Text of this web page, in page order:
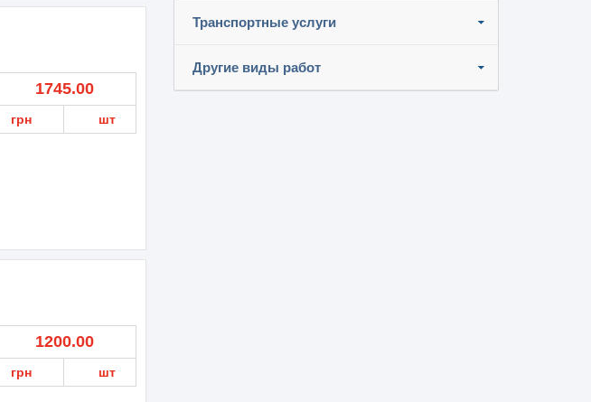
Транспортные услуги
Другие виды работ
1745.00
грн шт
1200.00
грн шт